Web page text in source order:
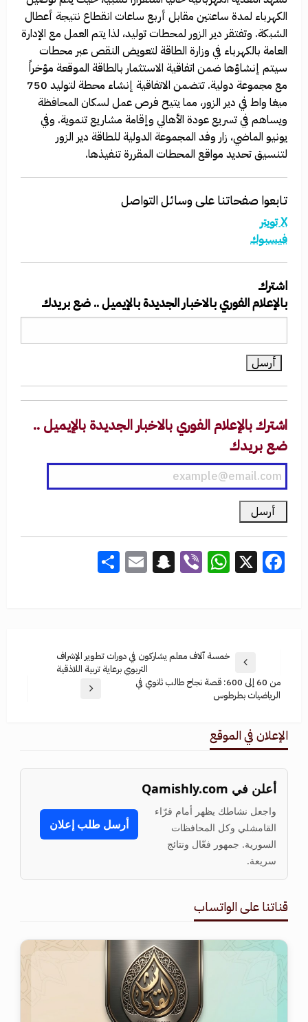
الكهرباء لمدة ساعتين مقابل أربع ساعات انقطاع نتيجة أعطال
الشبكة. وتفتقر دير الزور لمحطات توليد، لذا يتم العمل مع الإدارة
العامة بالكهرباء في وزارة الطاقة لتعويض النقص عبر محطات
سيتم إنشاؤها ضمن اتفاقية الاستثمار بالطاقة الموقعة مؤخراً
مع مجموعة دولية. تتضمن الاتفاقية إنشاء محطة لتوليد 750
ميغا واط في دير الزور، مما يتيح فرص عمل لسكان المحافظة
ويساهم في تسريع عودة الأهالي وإقامة مشاريع تنموية. وفي
يونيو الماضي، زار وفد المجموعة الدولية للطاقة دير الزور
لتنسيق تحديد مواقع المحطات المقررة تنفيذها.
تابعوا صفحاتنا على وسائل التواصل
X تويتر
فيسبوك
اشترك
بالإعلام الفوري بالاخبار الجديدة بالإيميل .. ضع بريدك
اشترك بالإعلام الفوري بالاخبار الجديدة بالإيميل ..
ضع بريدك
Facebook
X
WhatsApp
Viber
Snapchat
Email
خمسة آلاف معلم يشاركون في دورات تطوير الإشراف
التربوي برعاية تربية اللاذقية
من 60 إلى 600: قصة نجاح طالب ثانوي في
الرياضيات بطرطوس
الإعلان في الموقع
أعلن في Qamishly.com
واجعل نشاطك يظهر أمام قرّاء
القامشلي وكل المحافظات
السورية. جمهور فعّال ونتائج
سريعة.
أرسل طلب إعلان
قناتنا على الواتساب